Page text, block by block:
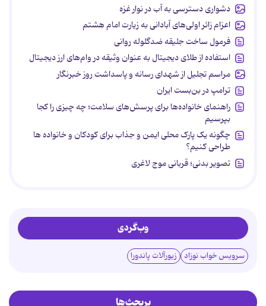
دشواری دسترسی به آب در نوار غزه
اعزام زائر اولی‌های آبادانی به زیارت امام هشتم
فرمول ساخت جلیقه ضدگلوله روانی
استفاده از طلای دیجیتال به عنوان وثیقه در وام‌های ارز دیجیتال
مراسم تجلیل از شهدای رسانه و پاسداشت روز خبرنگار
ترامپ در بن‌بست ایران
راهنمای خانواده‌ها برای پرسش‌های سلامت؛ چه چیزی را کجا
بپرسیم
چگونه یک پارک محلی ایمن و جذاب برای کودکان و خانواده ها
طراحی کنیم؟
تصویر بدنی؛ قربانی موج لاغری
وب‌گردی
سرویس خواب نوزاد زیورآلات پاندورا
پربحث‌ها